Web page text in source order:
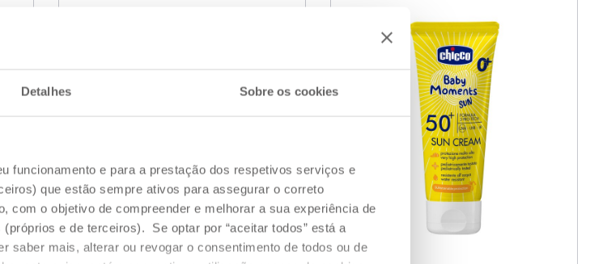
Detalhes Sobre os cookies
funcionamento e para a prestação dos respetivos serviços e
que estão sempre ativos para assegurar o correto
com o objetivo de compreender e melhorar a sua experiência de
e de terceiros). Se optar por “aceitar todos” está a
saber mais, alterar ou revogar o consentimento de todos ou de